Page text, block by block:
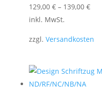
auf
129,00 €– 139,00 €
inkl. MwSt.
zzgl. Versandkosten